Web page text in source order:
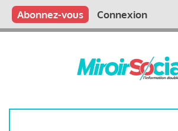
Aller
contenu
Main
Qui sommes nous ?
Vous publiez
Nous publions
Contactez-nous
Abonnez-vous Connexion